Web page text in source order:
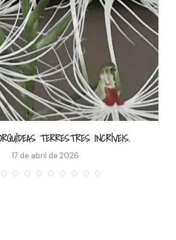
TERRESTRES INCRÍVEIS.
17 de abril de 2026